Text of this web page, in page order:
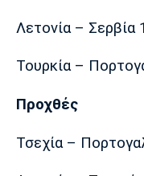
Λετονία – Σερβία
Τουρκία –
Προχθές
Τσεχία –